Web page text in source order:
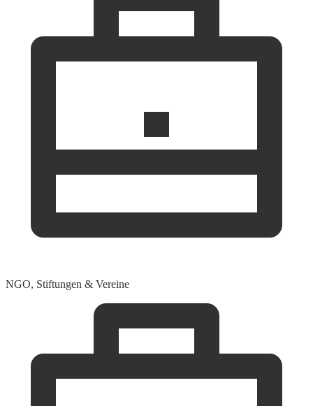
NGO, Stiftungen & Vereine